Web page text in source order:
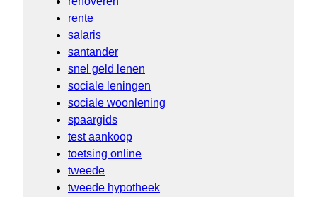
rente
salaris
santander
snel geld lenen
sociale leningen
sociale woonlening
spaargids
test aankoop
toetsing online
tweede
tweede hypotheek